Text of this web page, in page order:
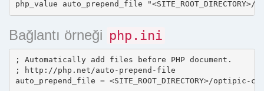
Bağlantı örneği php.ini
; Automatically add files before PHP document.
; http://php.net/auto-prepend-file